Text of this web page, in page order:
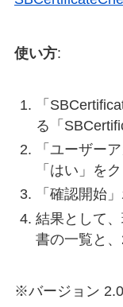
使い方:
「
る「
「ユーザー
「はい」を
「確認開始
結果として
書の一覧と
※バージョン